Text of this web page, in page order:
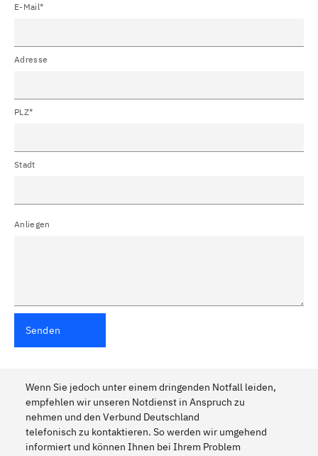
E-Mail*
Adresse
PLZ*
Stadt
Anliegen
Senden
Wenn Sie jedoch unter einem dringenden Notfall leiden,
empfehlen wir unseren Notdienst in Anspruch zu
nehmen und den Verbund Deutschland
telefonisch zu kontaktieren. So werden wir umgehend
informiert und können Ihnen bei Ihrem Problem